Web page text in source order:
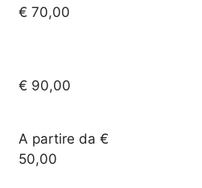
€ 70,00
€ 90,00
A partire da €
50,00